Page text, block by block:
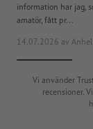
information har jag,
amatör, fått pr...
14.07.2026 av
Vi använder
recensioner.